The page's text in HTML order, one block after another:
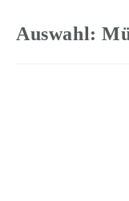
Auswahl: